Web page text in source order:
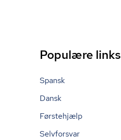
Populære links
Spansk
Dansk
Førstehjælp
Selvforsvar